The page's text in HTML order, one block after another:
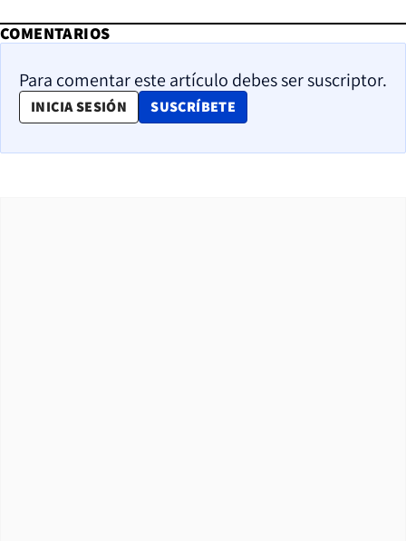
COMENTARIOS
Para comentar este artículo debes ser suscriptor.
INICIA SESIÓN SUSCRÍBETE
OPENS IN NEW WINDOW